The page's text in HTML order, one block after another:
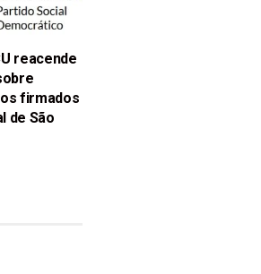
reacende
firmados
de São